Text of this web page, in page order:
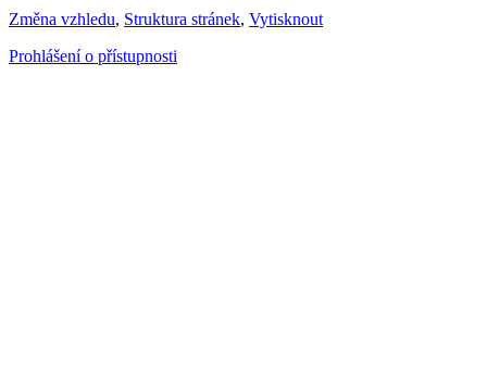
Změna vzhledu, Struktura stránek, Vytisknout
Prohlášení o přístupnosti